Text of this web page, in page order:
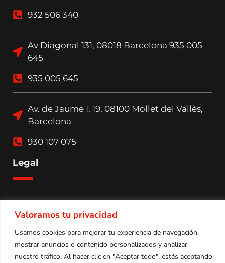
Valoramos tu privacidad
Usamos cookies para mejorar tu experiencia de navegación,
mostrar anuncios o contenido personalizados y analizar
nuestro tráfico. Al hacer clic en "Aceptar todo", estás aceptando
932 506 340
Av Diagonal 131, 08018 Barcelona 935 005
645
935 005 645
Av. de Jaume I, 19, 08100 Mollet del Vallès,
Barcelona
930 107 075
Legal
Aviso legal